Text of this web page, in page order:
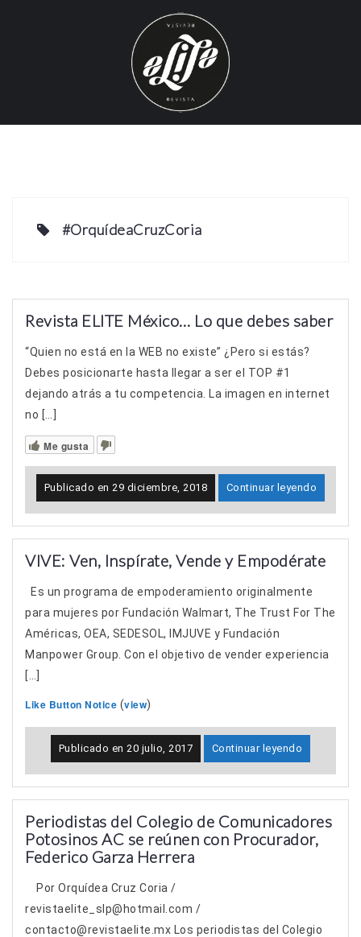
#OrquídeaCruzCoria
Revista ELITE México… Lo que debes saber
“Quien no está en la WEB no existe” ¿Pero si estás?
Debes posicionarte hasta llegar a ser el TOP #1
dejando atrás a tu competencia. La imagen en internet
no […]
Me gusta
Publicado en29 diciembre, 2018 Continuar leyendo
VIVE: Ven, Inspírate, Vende y Empodérate
Es un programa de empoderamiento originalmente
para mujeres por Fundación Walmart, The Trust For The
Américas, OEA, SEDESOL, IMJUVE y Fundación
Manpower Group. Con el objetivo de vender experiencia
[…]
Like Button Notice (view)
Publicado en20 julio, 2017 Continuar leyendo
Periodistas del Colegio de Comunicadores
Potosinos AC se reúnen con Procurador,
Federico Garza Herrera
Por Orquídea Cruz Coria /
revistaelite_slp@hotmail.com /
contacto@revistaelite.mx Los periodistas del Colegio